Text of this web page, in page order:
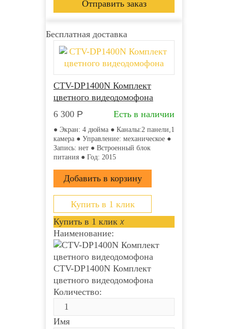
Бесплатная доставка
CTV-DP1400N Комплект
цветного видеодомофона
6 300 Р Есть в наличии
● Экран: 4 дюйма ● Каналы:2 панели,1
камера ● Управление: механическое ●
Запись: нет ● Встроенный блок
питания ● Год: 2015
Купить в 1 клик
Купить в 1 клик x
Наименование:
CTV-DP1400N Комплект
цветного видеодомофона
Количество:
Имя